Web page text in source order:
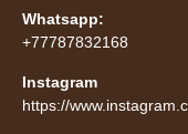
Whatsapp:
+77787832168
Instagram
https://